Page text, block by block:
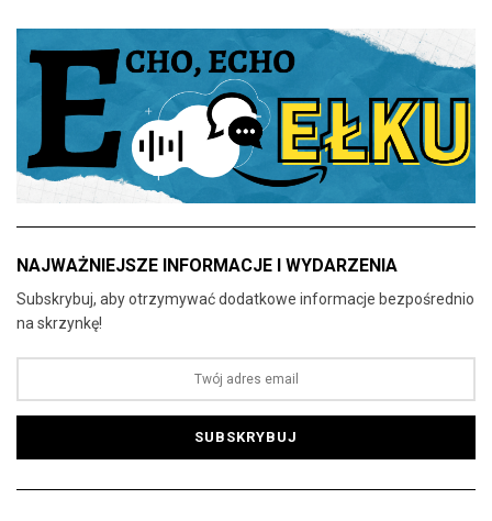
NAJWAŻNIEJSZE INFORMACJE I WYDARZENIA
Subskrybuj, aby otrzymywać dodatkowe informacje bezpośrednio
na skrzynkę!